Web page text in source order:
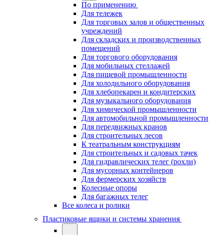
По применению
Для тележек
Для торговых залов и общественных
учреждений
Для складских и производственных
помещений
Для торгового оборудования
Для мобильных стеллажей
Для пищевой промышленности
Для холодильного оборудования
Для хлебопекарен и кондитерских
Для музыкального оборудования
Для химической промышленности
Для автомобильной промышленности
Для передвижных кранов
Для строительных лесов
К театральным конструкциям
Для строительных и садовых тачек
Для гидравлических телег (рохли)
Для мусорных контейнеров
Для фермерских хозяйств
Колесные опоры
Для багажных телег
Все колеса и ролики
Пластиковые ящики и системы хранения